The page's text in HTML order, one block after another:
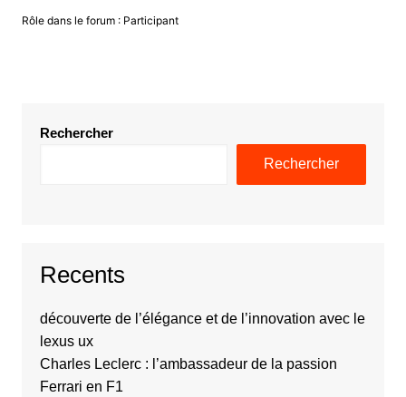
Rôle dans le forum : Participant
Rechercher
Rechercher
Recents
découverte de l’élégance et de l’innovation avec le
lexus ux
Charles Leclerc : l’ambassadeur de la passion
Ferrari en F1